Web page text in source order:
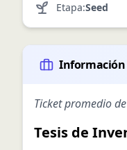
Etapa:Seed
Ticket promedio
Tesis de